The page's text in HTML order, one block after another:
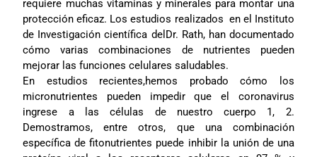
requiere muchas vitaminas y minerales para montar una
protección eficaz. Los estudios realizados en el Instituto
de Investigación científica delDr. Rath, han documentado
cómo varias combinaciones de nutrientes pueden
mejorar las funciones celulares saludables.
En estudios recientes,hemos probado cómo los
micronutrientes pueden impedir que el coronavirus
ingrese a las células de nuestro cuerpo 1, 2.
Demostramos, entre otros, que una combinación
específica de fitonutrientes puede inhibir la unión de una